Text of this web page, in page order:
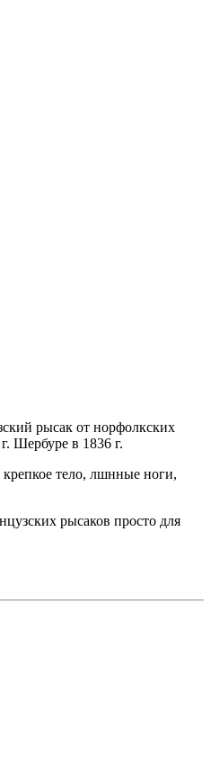
рысак от норфолкских
Шербуре в 1836 г.
тело, лшнные ноги,
рысаков просто для